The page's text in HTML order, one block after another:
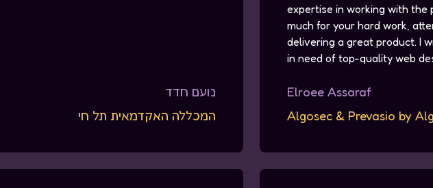
expertise in working with the
much for your hard work,
delivering a great product. I
in need of top-quality web
Elroee Assaraf
Algosec & Prevasio by
נועם חדד
המכללה האקדמאית תל חי